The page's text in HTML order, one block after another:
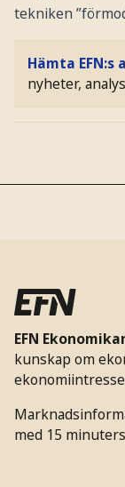
tekniken
Hämta EFN:s
nyheter,
EFN
kunskap om
med 15